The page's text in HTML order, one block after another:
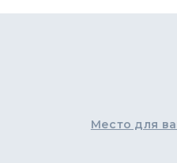
Место для